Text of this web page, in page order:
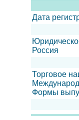
Дата
Россия
Торговое
Формы